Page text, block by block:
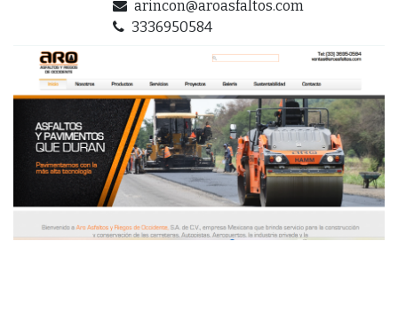
arincon@aroasfaltos.com
3336950584